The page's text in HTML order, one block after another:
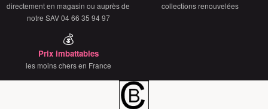
directement en magasin ou auprès de
notre SAV 04 66 35 94 97
collections renouvelées
💰
Prix imbattables
les moins chers en France